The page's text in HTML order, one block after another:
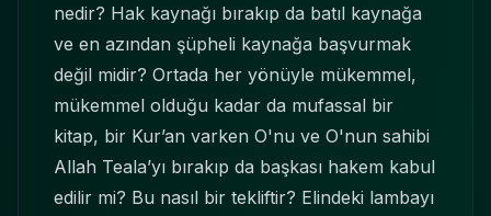
nedir? Hak kaynağı bırakıp da batıl kaynağa
ve en azından şüpheli kaynağa başvurmak
değil midir? Ortada her yönüyle mükemmel,
mükemmel olduğu kadar da mufassal bir
kitap, bir Kur’an varken O'nu ve O'nun sahibi
Allah Teala’yı bırakıp da başkası hakem kabul
edilir mi? Bu nasıl bir tekliftir? Elindeki lambayı